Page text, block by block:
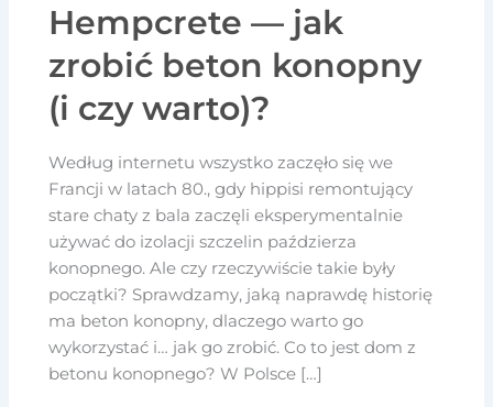
Hempcrete — jak
zrobić beton konopny
(i czy warto)?
Według internetu wszystko zaczęło się we
Francji w latach 80., gdy hippisi remontujący
stare chaty z bala zaczęli eksperymentalnie
używać do izolacji szczelin paździerza
konopnego. Ale czy rzeczywiście takie były
początki? Sprawdzamy, jaką naprawdę historię
ma beton konopny, dlaczego warto go
wykorzystać i… jak go zrobić. Co to jest dom z
betonu konopnego? W Polsce […]